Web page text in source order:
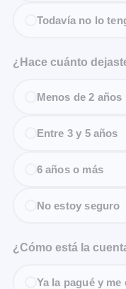
Todavía no lo
¿Hace cuánto
Menos de 2 años
Entre 3 y 5 años
6 años o más
No estoy seguro
¿Cómo está la
Ya la pagué y